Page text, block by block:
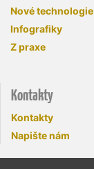
Nové technologie
Infografiky
Z praxe
Kontakty
Kontakty
Napište nám